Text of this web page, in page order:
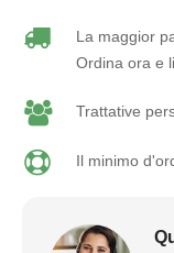
La maggior
Ordina ora e
Trattative
Il minimo